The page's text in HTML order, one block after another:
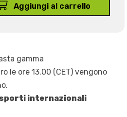
Aggiungi al carrello
gamma
le ore 13.00 (CET) vengono
internazionali